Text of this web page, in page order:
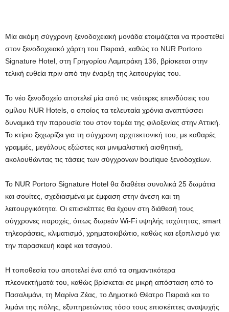
Μία ακόμη σύγχρονη ξενοδοχειακή μονάδα ετοιμάζεται να προστεθεί
στον ξενοδοχειακό χάρτη του Πειραιά, καθώς το NUR Portoro
Signature Hotel, στη Γρηγορίου Λαμπράκη 136, βρίσκεται στην
τελική ευθεία πριν από την έναρξη της λειτουργίας του.
Το νέο ξενοδοχείο αποτελεί μία από τις νεότερες επενδύσεις του
ομίλου NUR Hotels, ο οποίος τα τελευταία χρόνια αναπτύσσει
δυναμικά την παρουσία του στον τομέα της φιλοξενίας στην Αττική.
Το κτίριο ξεχωρίζει για τη σύγχρονη αρχιτεκτονική του, με καθαρές
γραμμές, μεγάλους εξώστες και μινιμαλιστική αισθητική,
ακολουθώντας τις τάσεις των σύγχρονων boutique ξενοδοχείων.
Το NUR Portoro Signature Hotel θα διαθέτει συνολικά 25 δωμάτια
και σουίτες, σχεδιασμένα με έμφαση στην άνεση και τη
λειτουργικότητα. Οι επισκέπτες θα έχουν στη διάθεσή τους
σύγχρονες παροχές, όπως δωρεάν Wi-Fi υψηλής ταχύτητας, smart
τηλεοράσεις, κλιματισμό, χρηματοκιβώτιο, καθώς και εξοπλισμό για
την παρασκευή καφέ και τσαγιού.
Η τοποθεσία του αποτελεί ένα από τα σημαντικότερα
πλεονεκτήματά του, καθώς βρίσκεται σε μικρή απόσταση από το
Πασαλιμάνι, τη Μαρίνα Ζέας, το Δημοτικό Θέατρο Πειραιά και το
λιμάνι της πόλης, εξυπηρετώντας τόσο τους επισκέπτες αναψυχής